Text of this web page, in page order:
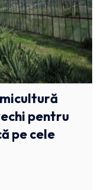
pentru
pe cele